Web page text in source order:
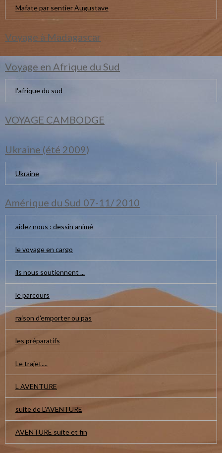
Mafate par sentier Augustave
Voyage à Madagascar
Voyage en Afrique du Sud
l'afrique du sud
VOYAGE CAMBODGE
Ukraine (été 2009)
Ukraine
Amérique du Sud 07-11/ 2010
aidez nous : dessin animé
le voyage en cargo
ils nous soutiennent ...
le parcours
raison d'emporter ou pas
les préparatifs
Le trajet....
L AVENTURE
suite de L'AVENTURE
AVENTURE suite et fin